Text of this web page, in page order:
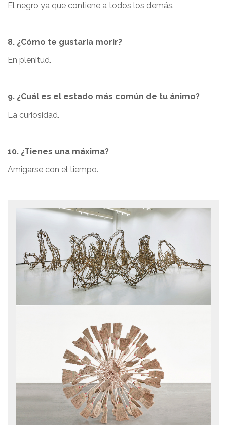
El negro ya que contiene a todos los demás.
8. ¿Cómo te gustaría morir?
En plenitud.
9. ¿Cuál es el estado más común de tu ánimo?
La curiosidad.
10. ¿Tienes una máxima?
Amigarse con el tiempo.